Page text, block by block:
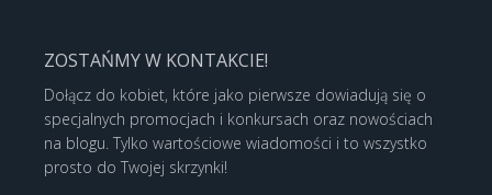
ZOSTAŃMY W KONTAKCIE!
Dołącz do kobiet, które jako pierwsze dowiadują się o
specjalnych promocjach i konkursach oraz nowościach
na blogu. Tylko wartościowe wiadomości i to wszystko
prosto do Twojej skrzynki!